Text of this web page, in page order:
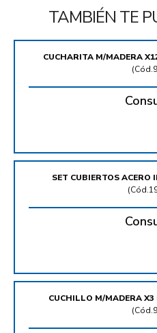
TAMBIÉN TE
CUCHARITA M/MADERA
(
SET CUBIERTOS ACERO
(
CUCHILLO M/MADERA
(